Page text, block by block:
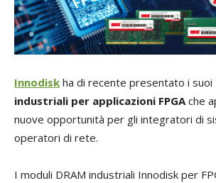
Innodisk ha di recente presentato i suoi
industriali per applicazioni FPGAche
nuove opportunità per gli integratori di
operatori di rete.
I moduli DRAM industriali Innodisk per